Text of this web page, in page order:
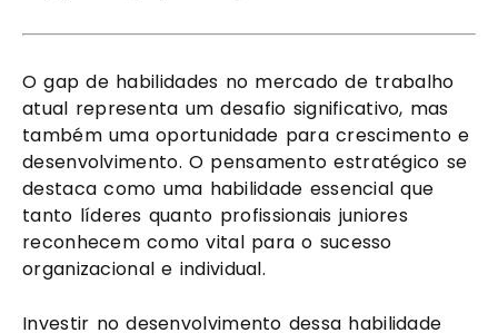
O gap de habilidades no mercado de trabalho
atual representa um desafio significativo, mas
também uma oportunidade para crescimento e
desenvolvimento. O pensamento estratégico se
destaca como uma habilidade essencial que
tanto líderes quanto profissionais juniores
reconhecem como vital para o sucesso
organizacional e individual.
Investir no desenvolvimento dessa habilidade